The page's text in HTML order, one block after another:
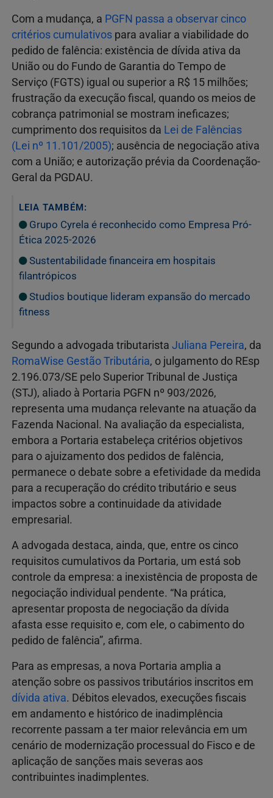
Com a mudança, a PGFN passa a observar cinco
critérios cumulativos para avaliar a viabilidade do
pedido de falência: existência de dívida ativa da
União ou do Fundo de Garantia do Tempo de
Serviço (FGTS) igual ou superior a R$ 15 milhões;
frustração da execução fiscal, quando os meios de
cobrança patrimonial se mostram ineficazes;
cumprimento dos requisitos da Lei de Falências
(Lei nº 11.101/2005); ausência de negociação ativa
com a União; e autorização prévia da Coordenação-
Geral da PGDAU.
LEIA TAMBÉM:
Grupo Cyrela é reconhecido como Empresa Pró-
Ética 2025-2026
Sustentabilidade financeira em hospitais
filantrópicos
Studios boutique lideram expansão do mercado
fitness
Segundo a advogada tributarista Juliana Pereira, da
RomaWise Gestão Tributária, o julgamento do REsp
2.196.073/SE pelo Superior Tribunal de Justiça
(STJ), aliado à Portaria PGFN nº 903/2026,
representa uma mudança relevante na atuação da
Fazenda Nacional. Na avaliação da especialista,
embora a Portaria estabeleça critérios objetivos
para o ajuizamento dos pedidos de falência,
permanece o debate sobre a efetividade da medida
para a recuperação do crédito tributário e seus
impactos sobre a continuidade da atividade
empresarial.
A advogada destaca, ainda, que, entre os cinco
requisitos cumulativos da Portaria, um está sob
controle da empresa: a inexistência de proposta de
negociação individual pendente. “Na prática,
apresentar proposta de negociação da dívida
afasta esse requisito e, com ele, o cabimento do
pedido de falência”, afirma.
Para as empresas, a nova Portaria amplia a
atenção sobre os passivos tributários inscritos em
dívida ativa. Débitos elevados, execuções fiscais
em andamento e histórico de inadimplência
recorrente passam a ter maior relevância em um
cenário de modernização processual do Fisco e de
aplicação de sanções mais severas aos
contribuintes inadimplentes.